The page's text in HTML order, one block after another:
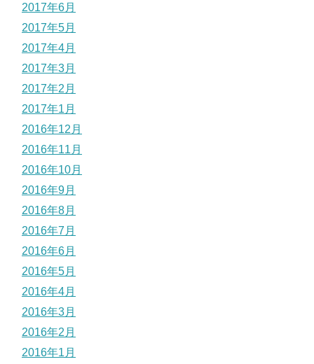
2017年6月
2017年5月
2017年4月
2017年3月
2017年2月
2017年1月
2016年12月
2016年11月
2016年10月
2016年9月
2016年8月
2016年7月
2016年6月
2016年5月
2016年4月
2016年3月
2016年2月
2016年1月